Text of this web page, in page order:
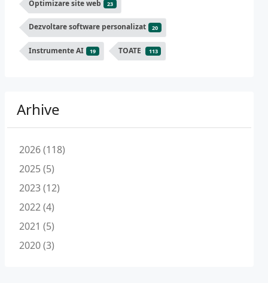
Optimizare site web 23
Dezvoltare software personalizat 20
Instrumente AI 19 TOATE 113
Arhive
2026 (118)
2025 (5)
2023 (12)
2022 (4)
2021 (5)
2020 (3)